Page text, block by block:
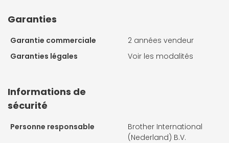
Garanties
Garantie commerciale
2 années vendeur
Garanties légales
Voir les modalités
Informations de
sécurité
Personne responsable
Brother International
(Nederland) B.V.